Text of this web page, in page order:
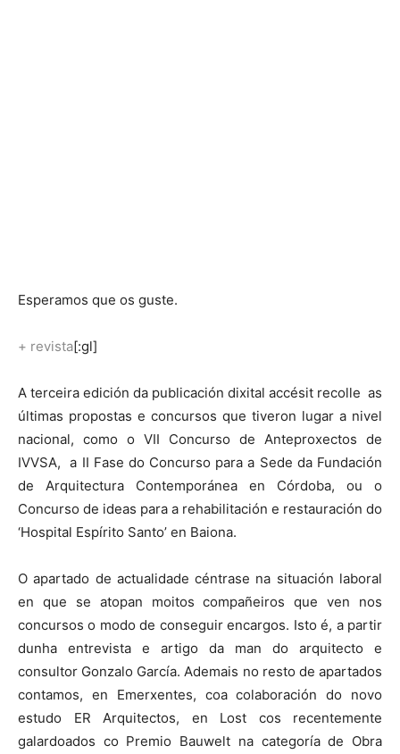
Esperamos que os guste.
+ revista[:gl]
A terceira edición da publicación dixital accésit recolle as
últimas propostas e concursos que tiveron lugar a nivel
nacional, como o VII Concurso de Anteproxectos de
IVVSA, a II Fase do Concurso para a Sede da Fundación
de Arquitectura Contemporánea en Córdoba, ou o
Concurso de ideas para a rehabilitación e restauración do
‘Hospital Espírito Santo’ en Baiona.
O apartado de actualidade céntrase na situación laboral
en que se atopan moitos compañeiros que ven nos
concursos o modo de conseguir encargos. Isto é, a partir
dunha entrevista e artigo da man do arquitecto e
consultor Gonzalo García. Ademais no resto de apartados
contamos, en Emerxentes, coa colaboración do novo
estudo ER Arquitectos, en Lost cos recentemente
galardoados co Premio Bauwelt na categoría de Obra